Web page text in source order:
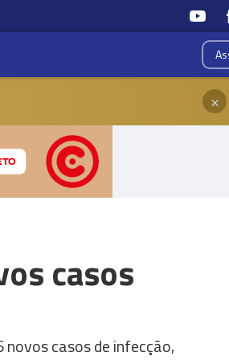
×
casos
casos de infecção,